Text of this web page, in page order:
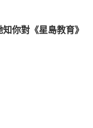
你對《星島教育》